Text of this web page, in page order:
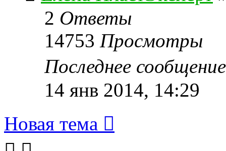
2 Ответы
14753 Просмотры
Последнее
14 янв 2014, 14:29
Новая тема